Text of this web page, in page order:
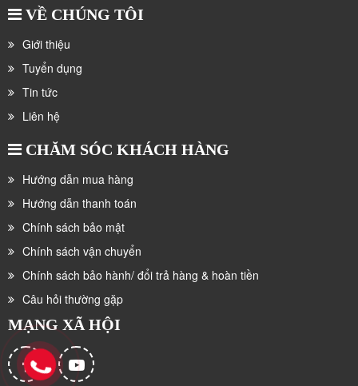
VỀ CHÚNG TÔI
Giới thiệu
Tuyển dụng
Tin tức
Liên hệ
CHĂM SÓC KHÁCH HÀNG
Hướng dẫn mua hàng
Hướng dẫn thanh toán
Chính sách bảo mật
Chính sách vận chuyển
Chính sách bảo hành/ đổi trả hàng & hoàn tiền
Câu hỏi thường gặp
MẠNG XÃ HỘI